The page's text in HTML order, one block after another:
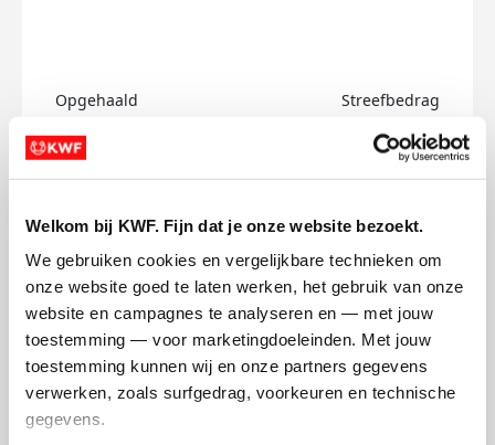
Welkom bij KWF. Fijn dat je onze website bezoekt.
We gebruiken cookies en vergelijkbare technieken om
onze website goed te laten werken, het gebruik van onze
website en campagnes te analyseren en — met jouw
toestemming — voor marketingdoeleinden. Met jouw
toestemming kunnen wij en onze partners gegevens
verwerken, zoals surfgedrag, voorkeuren en technische
gegevens.
Opgehaald
€0
Streefbedrag
€500
Milliemay3@hotmail.co.uk's badges